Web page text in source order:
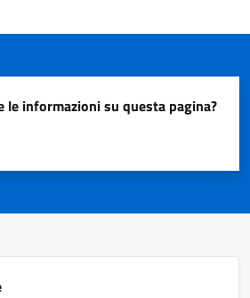
le informazioni su questa pagina?